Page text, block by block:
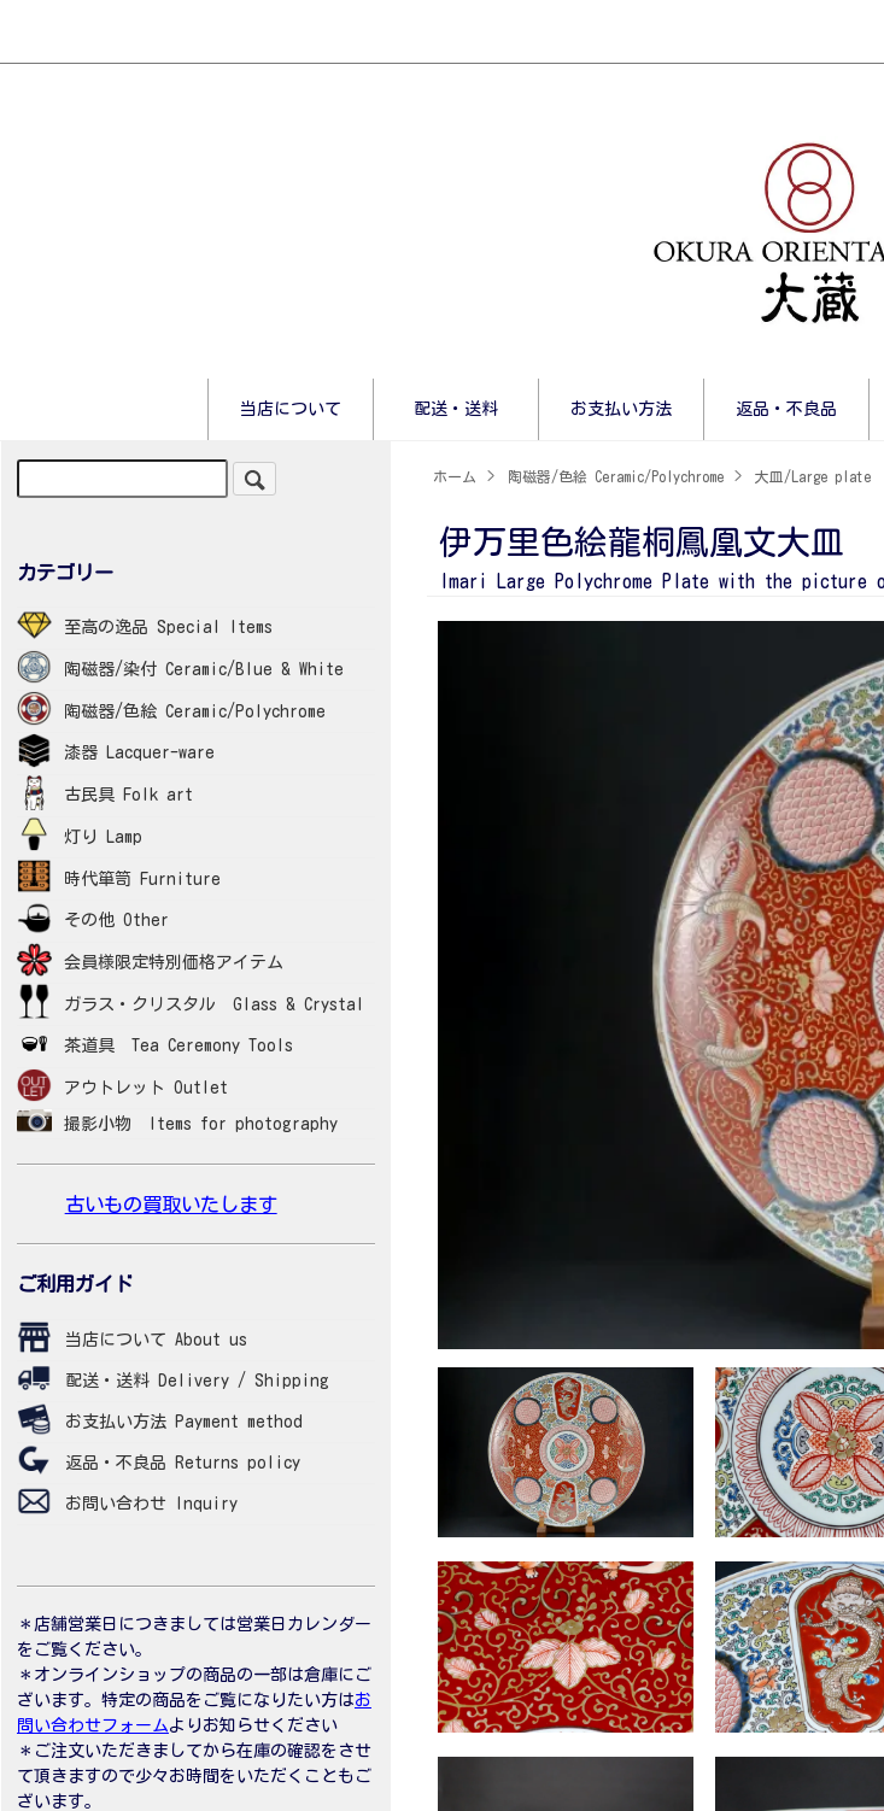
当店について 配送・送料 お支払い方法 返品・不良品
ホーム > 陶磁器/色絵 Ceramic/Polychrome > 大皿/Large plate
伊万里色絵龍桐鳳凰文大皿
Imari Large Polychrome Plate with the picture
カテゴリー
至高の逸品 Special Items
陶磁器/染付 Ceramic/Blue & White
陶磁器/色絵 Ceramic/Polychrome
漆器 Lacquer-ware
古民具 Folk art
灯り Lamp
時代箪笥 Furniture
その他 Other
会員様限定特別価格アイテム
ガラス・クリスタル Glass & Crystal
茶道具 Tea Ceremony Tools
アウトレット Outlet
撮影小物 Items for photography
古いもの買取いたします
ご利用ガイド
当店について About us
配送・送料 Delivery / Shipping
お支払い方法 Payment method
返品・不良品 Returns policy
お問い合わせ Inquiry
＊店舗営業日につきましては営業日カレンダー
をご覧ください。
＊オンラインショップの商品の一部は倉庫にご
ざいます。特定の商品をご覧になりたい方はお
問い合わせフォーム よりお知らせください
＊ご注文いただきましてから在庫の確認をさせ
て頂きますので少々お時間をいただくこともご
ざいます。